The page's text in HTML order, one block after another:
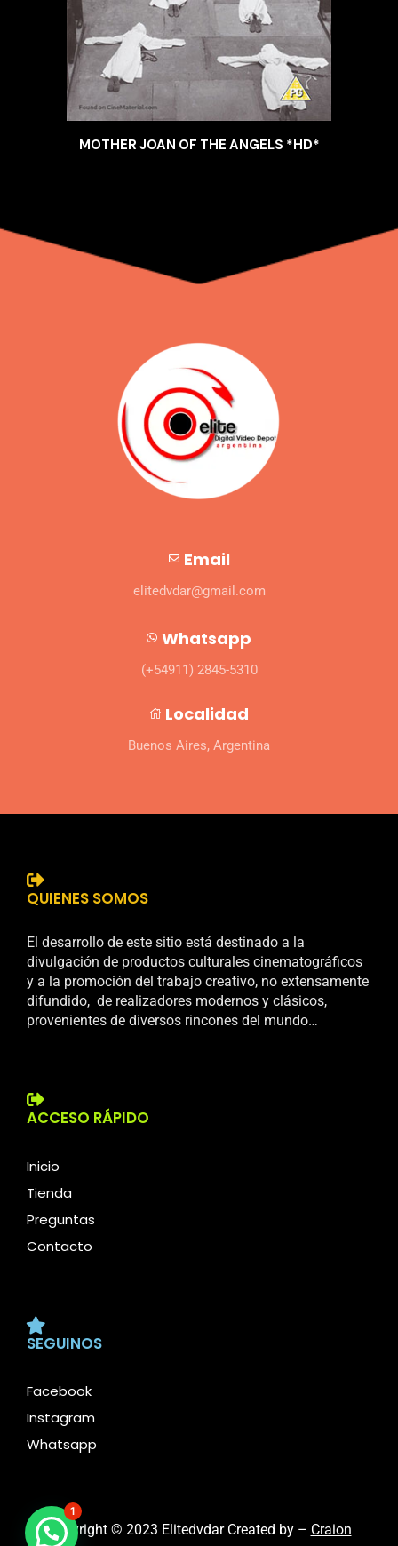
MOTHER JOAN OF THE ANGELS *HD*
Email
elitedvdar@gmail.com
Whatsapp
(+54911) 2845-5310
Localidad
Buenos Aires, Argentina
QUIENES SOMOS
El desarrollo de este sitio está destinado a la
divulgación de productos culturales cinematográficos
y a la promoción del trabajo creativo, no extensamente
difundido, de realizadores modernos y clásicos,
provenientes de diversos rincones del mundo…
ACCESO RÁPIDO
Inicio
Tienda
Preguntas
Contacto
SEGUINOS
Facebook
Instagram
Whatsapp
Copyright © 2023 Elitedvdar Created by – Craion
1